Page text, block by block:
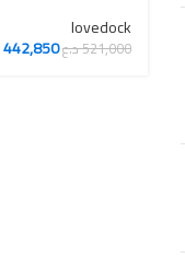
lovedock
521,000د.ع442,850